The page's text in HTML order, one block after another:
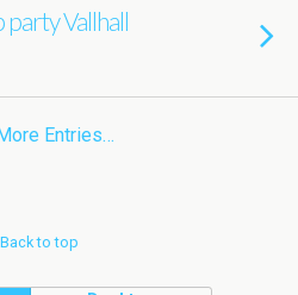
Vallhall
Entries…
Back to top